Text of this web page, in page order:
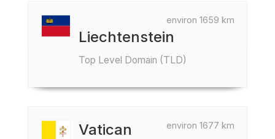
environ 1659 km
Liechtenstein
Top Level Domain (TLD)
environ 1677 km
Vatican